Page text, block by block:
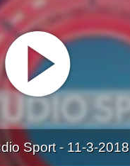
Sport - 11-3-2018